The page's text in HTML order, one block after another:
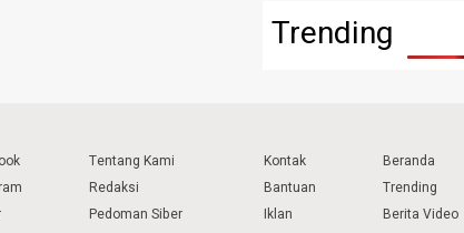
Trending
Tentang Kami
Redaksi
Pedoman Siber
Kontak
Bantuan
Iklan
Beranda
Trending
Berita Video